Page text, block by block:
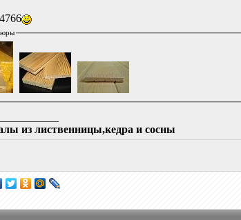
из лиственницы,кедра и сосны